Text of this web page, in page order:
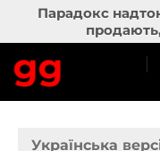
Парадокс
Українська